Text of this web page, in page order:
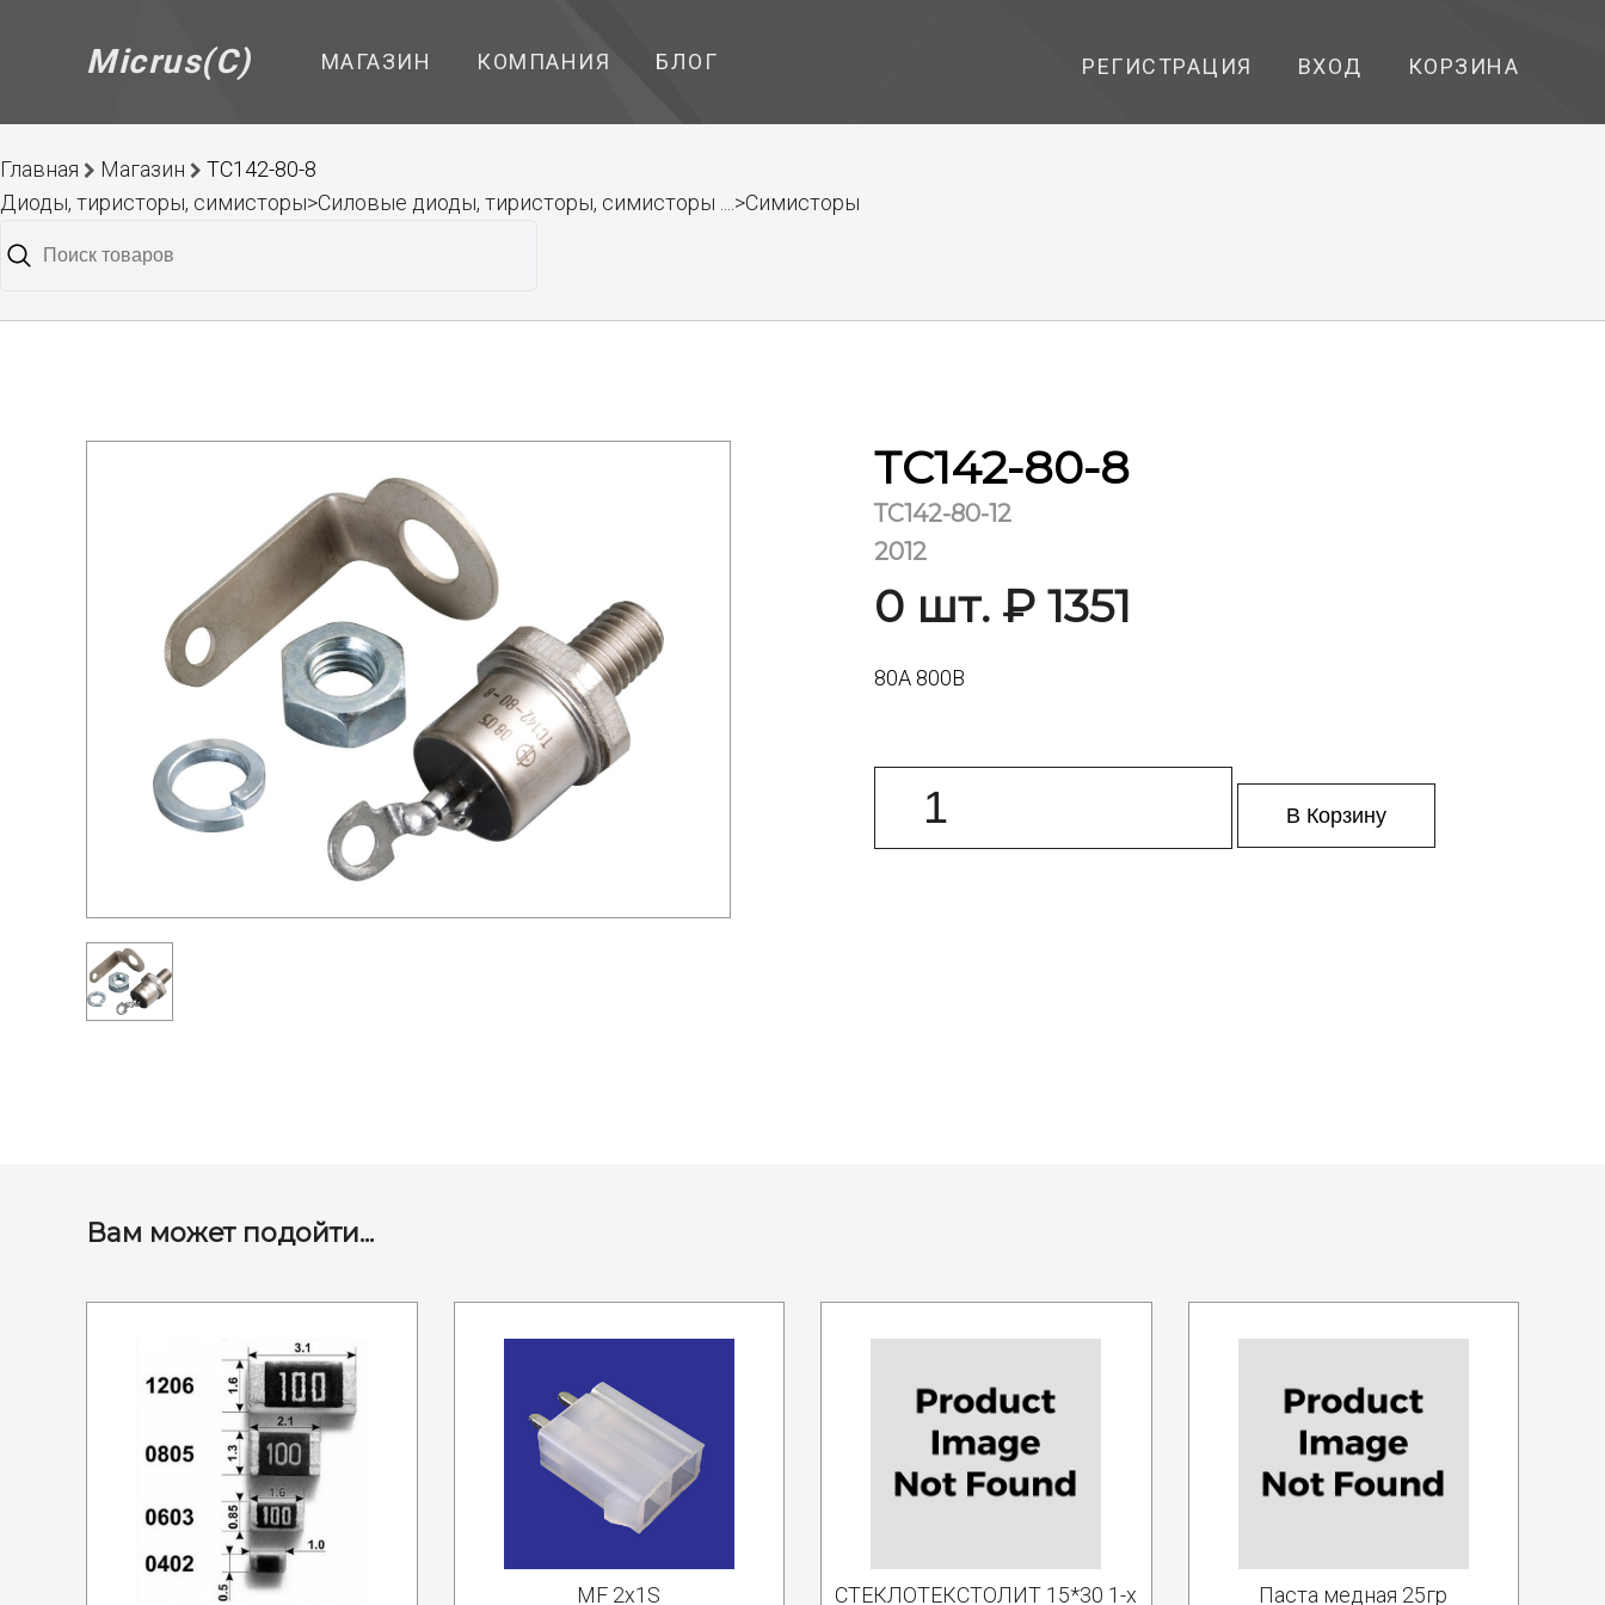
Micrus(C) МАГАЗИН КОМПАНИЯ БЛОГ РЕГИСТРАЦИЯ ВХОД КОРЗИНА
Главная Магазин
ТС142-80-8
Диоды, тиристоры, симисторы>Силовые диоды, тиристоры, симисторы ....>Симисторы
ТС142-80-8
ТС142-80-12
2012
0 шт. ₽ 1351
80А 800В
В Корзину
Вам может подойти...
MF 2x1S СТЕКЛОТЕКСТОЛИТ 15*30 1-х Паста медная 25гр